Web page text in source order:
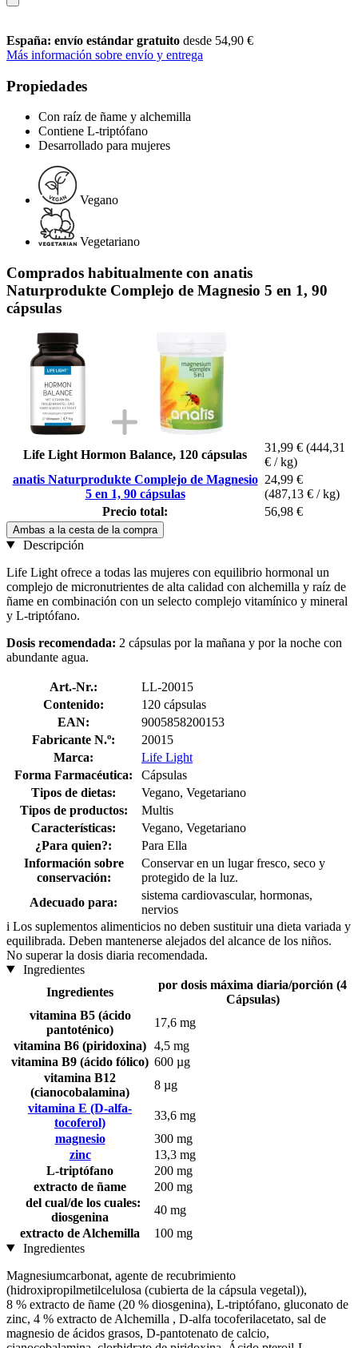
España: envío estándar gratuito desde 54,90 €
Más información sobre envío y entrega
Propiedades
Con raíz de ñame y alchemilla
Contiene L-triptófano
Desarrollado para mujeres
Vegano
Vegetariano
Comprados habitualmente con anatis
Naturprodukte Complejo de Magnesio 5 en 1, 90
cápsulas
Life Light Hormon Balance, 120 cápsulas
31,99 € (444,31
€ / kg)
anatis Naturprodukte Complejo de Magnesio
5 en 1, 90 cápsulas
24,99 €
(487,13 € / kg)
Precio total:
56,98 €
Ambas a la cesta de la compra
Descripción
Life Light ofrece a todas las mujeres con equilibrio hormonal un
complejo de micronutrientes de alta calidad con alchemilla y raíz de
ñame en combinación con un selecto complejo vitamínico y mineral
y L-triptófano.
Dosis recomendada: 2 cápsulas por la mañana y por la noche con
abundante agua.
Art.-Nr.:
LL-20015
Contenido:
120 cápsulas
EAN:
9005858200153
Fabricante N.º:
20015
Marca:
Life Light
Forma Farmacéutica:
Cápsulas
Tipos de dietas:
Vegano, Vegetariano
Tipos de productos:
Multis
Características:
Vegano, Vegetariano
¿Para quien?:
Para Ella
Información sobre
conservación:
Conservar en un lugar fresco, seco y
protegido de la luz.
Adecuado para:
sistema cardiovascular, hormonas,
nervios
i Los suplementos alimenticios no deben sustituir una dieta variada y
equilibrada. Deben mantenerse alejados del alcance de los niños.
No superar la dosis diaria recomendada.
Ingredientes
Ingredientes
por dosis máxima diaria/porción (4
Cápsulas)
vitamina B5 (ácido
pantoténico)
17,6 mg
vitamina B6 (piridoxina) 4,5 mg
vitamina B9 (ácido fólico) 600 µg
vitamina B12
(cianocobalamina)
8 µg
vitamina E (D-alfa-
tocoferol)
33,6 mg
magnesio
300 mg
zinc
13,3 mg
L-triptófano
200 mg
extracto de ñame
200 mg
del cual/de los cuales:
diosgenina
40 mg
extracto de Alchemilla
100 mg
Ingredientes
Magnesiumcarbonat, agente de recubrimiento
(hidroxipropilmetilcelulosa (cubierta de la cápsula vegetal)),
8 % extracto de ñame (20 % diosgenina), L-triptófano, gluconato de
zinc, 4 % extracto de Alchemilla , D-alfa tocoferilacetato, sal de
magnesio de ácidos grasos, D-pantotenato de calcio,